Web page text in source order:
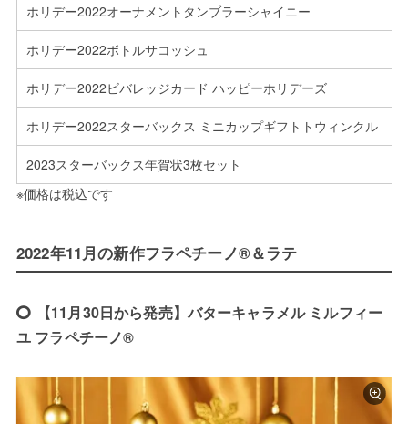
ホリデー2022オーナメントタンブラーシャイニー
ホリデー2022ボトルサコッシュ
ホリデー2022ビバレッジカード ハッピーホリデーズ
ホリデー2022スターバックス ミニカップギフトトウィンクル
2023スターバックス年賀状3枚セット
※価格は税込です
2022年11月の新作フラペチーノ®＆ラテ
【11月30日から発売】バターキャラメル ミルフィー
ユ フラペチーノ®